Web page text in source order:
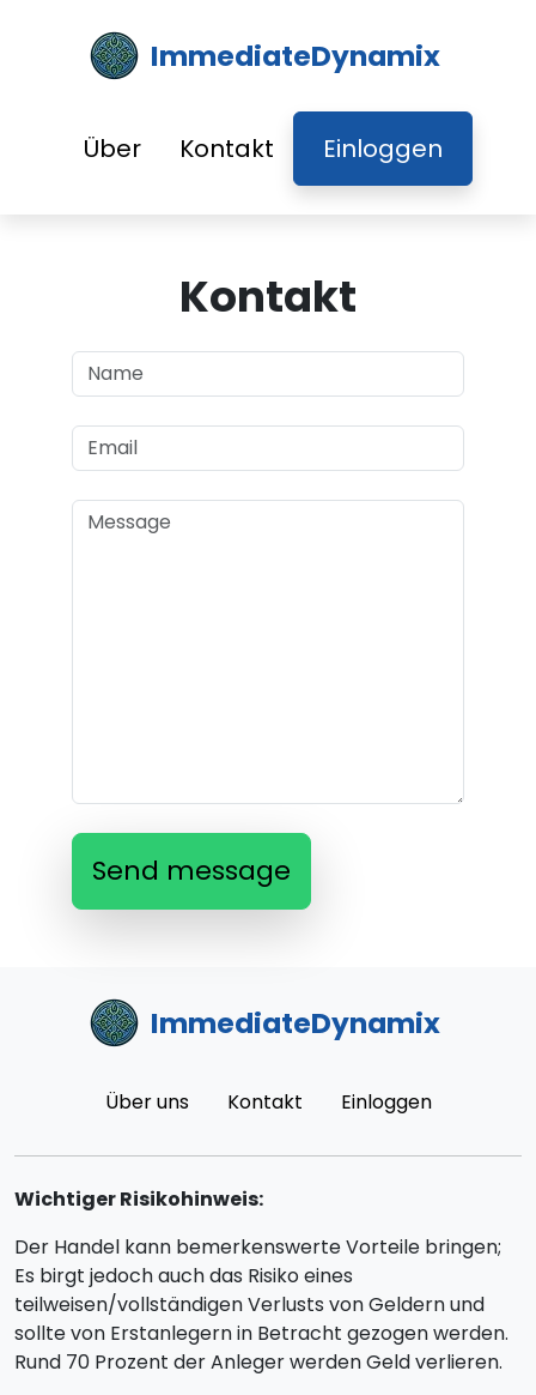
ImmediateDynamix
Über Kontakt Einloggen
Kontakt
Send message
ImmediateDynamix
Über uns Kontakt Einloggen
Wichtiger Risikohinweis:
Der Handel kann bemerkenswerte Vorteile bringen;
Es birgt jedoch auch das Risiko eines
teilweisen/vollständigen Verlusts von Geldern und
sollte von Erstanlegern in Betracht gezogen werden.
Rund 70 Prozent der Anleger werden Geld verlieren.